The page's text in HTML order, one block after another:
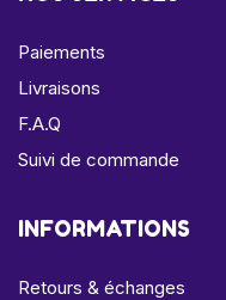
Paiements
Livraisons
F.A.Q
Suivi de commande
INFORMATIONS
Retours & échanges